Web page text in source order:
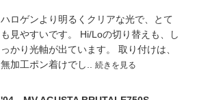
ハロゲンより明るくクリアな光で、とて
も見やすいです。 Hi/Loの切り替えも、し
っかり光軸が出ています。 取り付けは、
無加工ポン着けでし.. 続きを見る